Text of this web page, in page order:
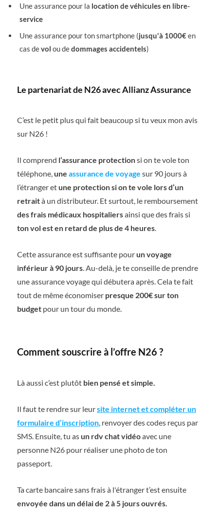
Une assurance pour la location de véhicules en libre-
service
Une assurance pour ton smartphone (jusqu'à 1000€en
cas devol ou dedommages accidentels)
Le partenariat de N26 avec Allianz Assurance
C’est le petit plus qui fait beaucoup si tu veux mon avis
sur N26 !
Il comprend l’assurance protectionsi on te vole ton
téléphone, une assurance de voyage sur 90 jours à
l’étranger et une protection si on te vole lors d’un
retraità un distributeur. Et surtout, le remboursement
des frais médicaux hospitaliersainsi que des frais si
ton vol est en retard de plus de 4 heures.
Cette assurance est suffisante pour un voyage
inférieur à 90 jours. Au-delà, je te conseille de prendre
une assurance voyage qui débutera après. Cela te fait
tout de même économiser presque 200€ sur ton
budget pour un tour du monde.
Comment souscrire à l’offre N26 ?
Là aussi c’est plutôt bien pensé et simple.
Il faut te rendre sur leursite internet et compléter un
formulaire d’inscription, renvoyer des codes reçus par
SMS. Ensuite, tu as un rdv chat vidéoavec une
personne N26 pour réaliser une photo de ton
passeport.
Ta carte bancaire sans frais à l'étranger t’est ensuite
envoyée dans un délai de 2 à 5 jours ouvrés.